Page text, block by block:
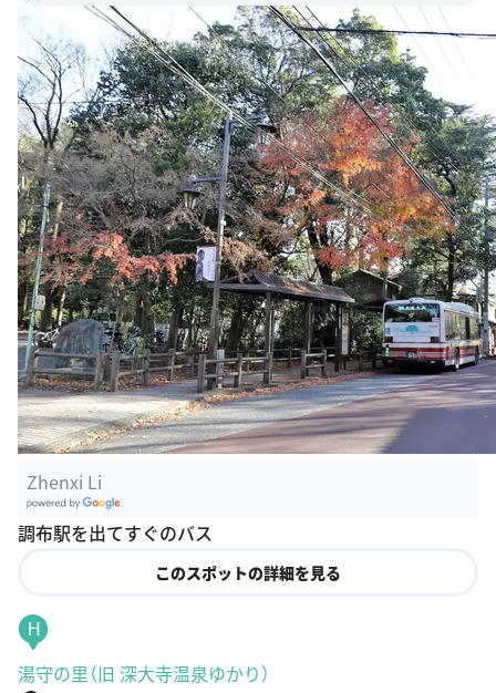
Zhenxi Li
oogle Plac
調布駅を出てすぐのバス
このスポットの詳細を見る
H
湯守の里（旧 深大寺温泉ゆかり）